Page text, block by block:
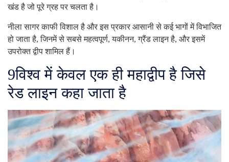
खंड है जो पूरे ग्रह पर चलता है।
नीला सागर काफी विशाल है और इस प्रकार आसानी से कई भागों में विभाजित
हो जाता है, जिनमें से सबसे महत्वपूर्ण, यकीनन, ग्रैंड लाइन है, और इसमें
उपरोक्त द्वीप शामिल हैं।
9विश्व में केवल एक ही महाद्वीप है जिसे
रेड लाइन कहा जाता है